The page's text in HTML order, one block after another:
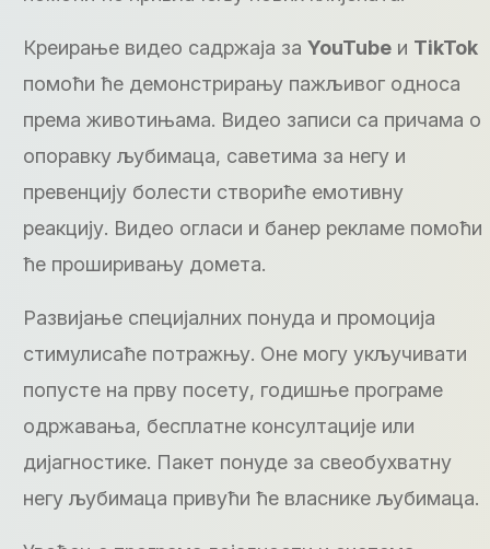
Креирање видео садржаја за YouTube и TikTok
помоћи ће демонстрирању пажљивог односа
према животињама. Видео записи са причама о
опоравку љубимаца, саветима за негу и
превенцију болести створиће емотивну
реакцију. Видео огласи и банер рекламе помоћи
ће проширивању домета.
Развијање специјалних понуда и промоција
стимулисаће потражњу. Оне могу укључивати
попусте на прву посету, годишње програме
одржавања, бесплатне консултације или
дијагностике. Пакет понуде за свеобухватну
негу љубимаца привући ће власнике љубимаца.